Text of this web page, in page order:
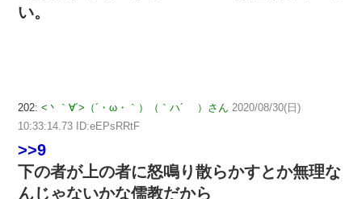
い。
202: <丶｀∀´>（´・ω・｀）（｀ハ´ ）さん 2020/08/30(日)
10:33:14.73 ID:eEPsRRtF
>>9
下の者が上の者に怒鳴り散らかすとか無理な
んじゃないかな儒教だから